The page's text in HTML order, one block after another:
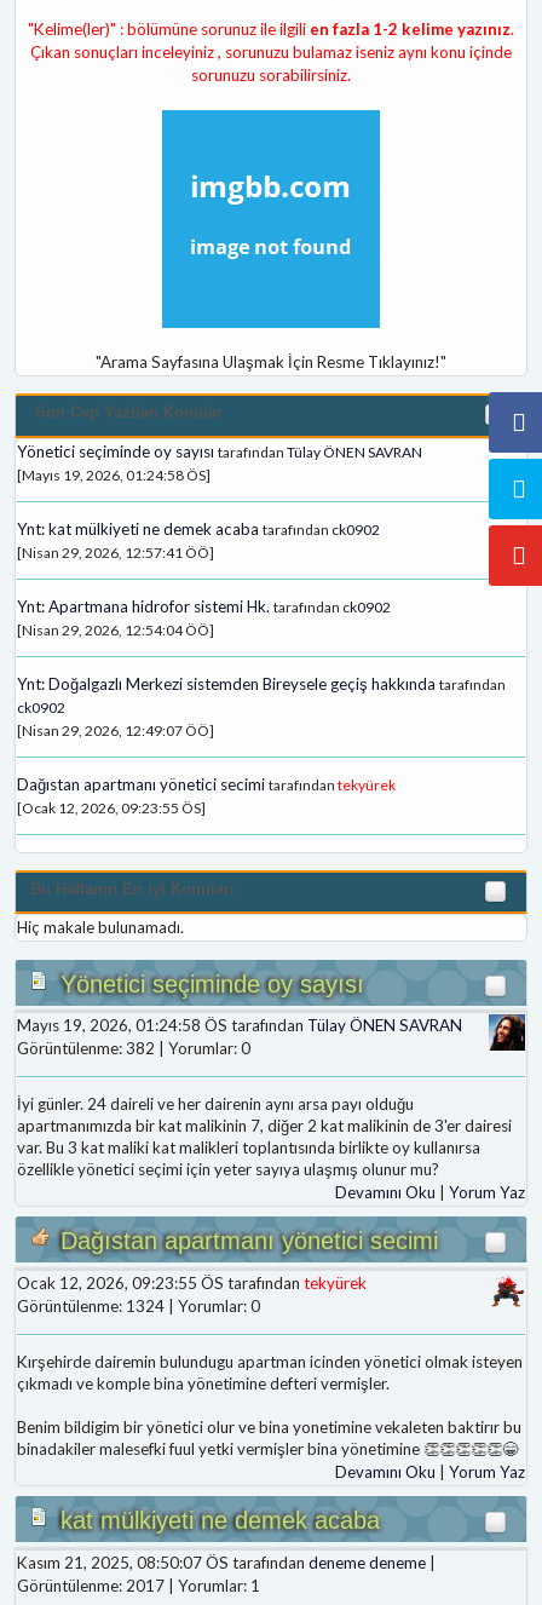
"Kelime(ler)" : bölümüne sorunuz ile ilgili en fazla 1-2 kelime yazınız.
Çıkan sonuçları inceleyiniz , sorunuzu bulamaz iseniz aynı konu içinde
sorunuzu sorabilirsiniz.
"Arama Sayfasına Ulaşmak İçin Resme Tıklayınız!"
Son Cvp Yazilan Konular
Yönetici seçiminde oy sayısı tarafından Tülay ÖNEN SAVRAN
[Mayıs 19, 2026, 01:24:58 ÖS]
Ynt: kat mülkiyeti ne demek acaba tarafından ck0902
[Nisan 29, 2026, 12:57:41 ÖÖ]
Ynt: Apartmana hidrofor sistemi Hk. tarafından ck0902
[Nisan 29, 2026, 12:54:04 ÖÖ]
Ynt: Doğalgazlı Merkezi sistemden Bireysele geçiş hakkında tarafından
ck0902
[Nisan 29, 2026, 12:49:07 ÖÖ]
Dağıstan apartmanı yönetici secimi tarafından tekyürek
[Ocak 12, 2026, 09:23:55 ÖS]
Bu Haftanın En iyi Konuları
Hiç makale bulunamadı.
Yönetici seçiminde oy sayısı
Mayıs 19, 2026, 01:24:58 ÖS tarafından Tülay ÖNEN SAVRAN
Görüntülenme: 382 | Yorumlar: 0
İyi günler. 24 daireli ve her dairenin aynı arsa payı olduğu
apartmanımızda bir kat malikinin 7, diğer 2 kat malikinin de 3'er dairesi
var. Bu 3 kat maliki kat malikleri toplantısında birlikte oy kullanırsa
özellikle yönetici seçimi için yeter sayıya ulaşmış olunur mu?
Devamını Oku
Yorum Yaz
Dağıstan apartmanı yönetici secimi
Ocak 12, 2026, 09:23:55 ÖS tarafından tekyürek
Görüntülenme: 1324 | Yorumlar: 0
Kırşehirde dairemin bulundugu apartman icinden yönetici olmak isteyen
çıkmadı ve komple bina yönetimine defteri vermişler.
Benim bildigim bir yönetici olur ve bina yonetimine vekaleten baktirır bu
binadakiler malesefki fuul yetki vermişler bina yönetimine 👏👏👏👏👏😁
Devamını Oku
Yorum Yaz
kat mülkiyeti ne demek acaba
Kasım 21, 2025, 08:50:07 ÖS tarafından deneme deneme |
Görüntülenme: 2017 | Yorumlar: 1